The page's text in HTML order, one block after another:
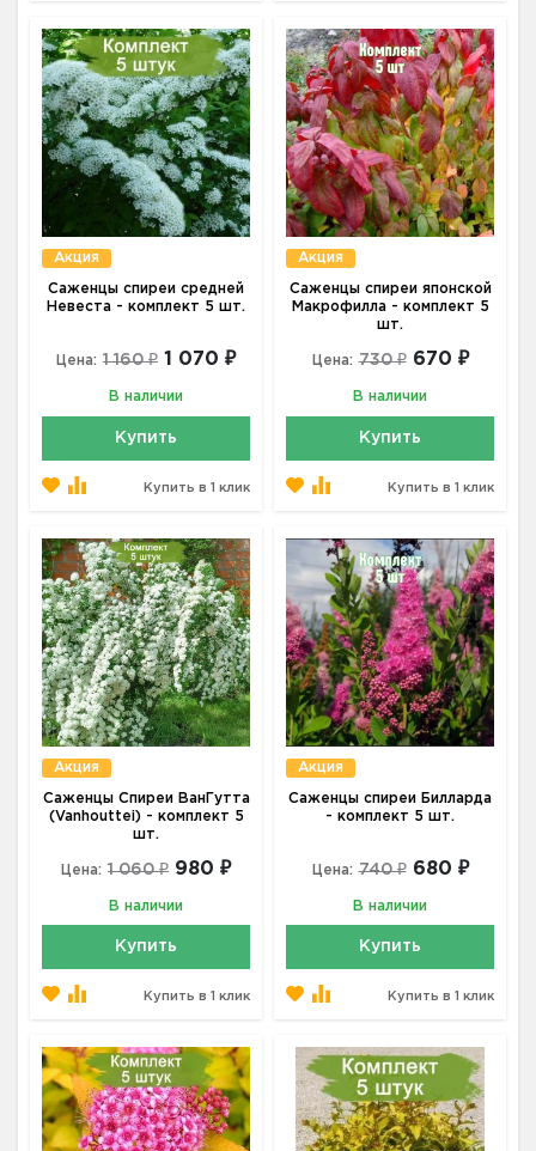
Акция
Саженцы спиреи средней
Невеста - комплект 5 шт.
Цена: 1 160 ₽ 1 070 ₽
В наличии
Купить
Купить в 1 клик
Акция
Саженцы спиреи японской
Макрофилла - комплект 5
шт.
Цена: 730 ₽ 670 ₽
В наличии
Купить
Купить в 1 клик
Акция
Саженцы Спиреи ВанГутта
(Vanhouttei) - комплект 5
шт.
Цена: 1 060 ₽ 980 ₽
В наличии
Купить
Купить в 1 клик
Акция
Саженцы спиреи Билларда
- комплект 5 шт.
Цена: 740 ₽ 680 ₽
В наличии
Купить
Купить в 1 клик